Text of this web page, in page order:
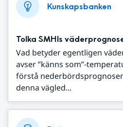
Kunskapsbanken
Tolka SMHIs
Vad betyder egentligen
avser ”känns som”-
förstå
denna vägled...